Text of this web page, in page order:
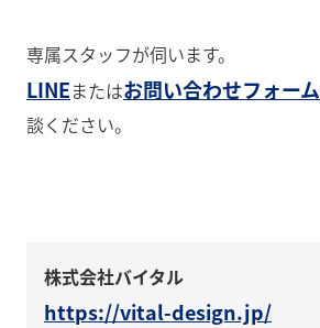
専属スタッフが伺います。
LINEまたはお問い合わせフォーム
談ください。
株式会社バイタル
https://vital-design.jp/